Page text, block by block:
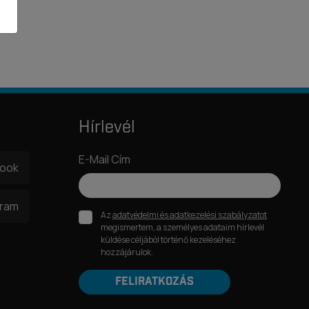
Hírlevél
E-Mail Cím
Azadatvédelmi és adatkezelési szabályzatot
megismertem, a személyes adataim hírlevél
küldése céljából történő kezeléséhez
hozzájárulok.
FELIRATKOZÁS